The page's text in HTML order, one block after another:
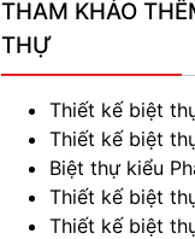
THAM KHẢO
THỰ
Thiết kế biệt
Thiết kế biệt
Biệt thự kiểu
Thiết kế biệt
Thiết kế biệt